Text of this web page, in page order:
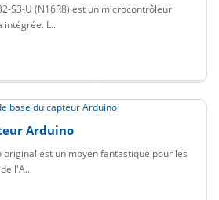
S3-U (N16R8) est un microcontrôleur
intégrée. L..
Arduino
original est un moyen fantastique pour les
l'A..